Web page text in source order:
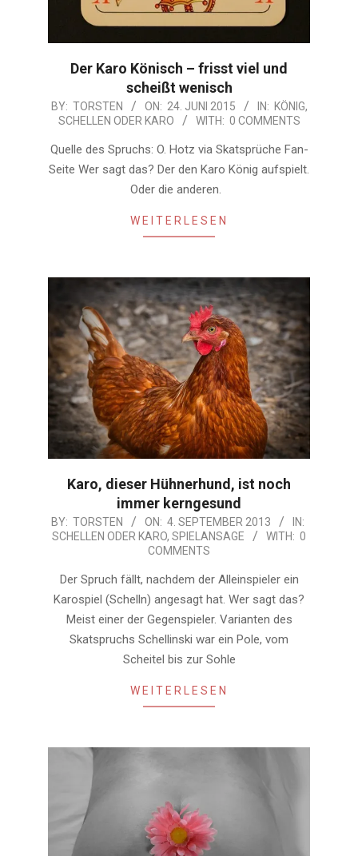
Der Karo Könisch – frisst viel und
scheißt wenisch
2015-
06-
24
BY: TORSTEN ON: 24. JUNI 2015 IN: KÖNIG,
SCHELLEN ODER KARO
WITH: 0 COMMENTS
Quelle des Spruchs: O. Hotz via Skatsprüche Fan-
Seite Wer sagt das? Der den Karo König aufspielt.
Oder die anderen.
WEITERLESEN
Karo, dieser Hühnerhund, ist noch
immer kerngesund
2013-
09-
BY: TORSTEN ON: 4. SEPTEMBER 2013
IN:
SCHELLEN ODER KARO, SPIELANSAGE WITH: 0
COMMENTS
Der Spruch fällt, nachdem der Alleinspieler ein
Karospiel (Schelln) angesagt hat. Wer sagt das?
Meist einer der Gegenspieler. Varianten des
Skatspruchs Schellinski war ein Pole, vom
Scheitel bis zur Sohle
WEITERLESEN